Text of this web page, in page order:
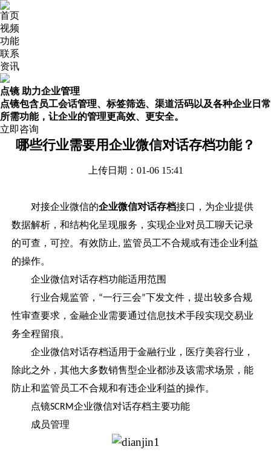
首页
视频
功能
联系
资讯
点镜 助力企业管理
点镜包含员工会话管理、标签筛选、渠道活码以及各种企业日常
所需功能，让企业的管理更高效、更安全。
立即咨询
哪些行业需要用企业微信对话存档功能？
上传日期：01-06 15:41
对接企业微信的企业微信对话存档接口，为企业提供
数据解析，和结构化呈现服务，实现企业对员工聊天记录
的可查，可控。有效防止, 监管员工不合规或有违企业利益
的操作。
企业微信对话存档功能适用范围
行业合规监管， “一行三会”下发文件，提出较多合规
性审查要求，金融企业需要通过信息技术手段实现交易业
务全程留痕。
企业微信对话存档适用于金融行业，医疗美容行业，
除此之外，其他大多数销售型企业都涉及该需求场景，能
防止和监管员工不合规和有违企业利益的操作。
点镜SCRM企业微信对话存档主要功能
成员管理